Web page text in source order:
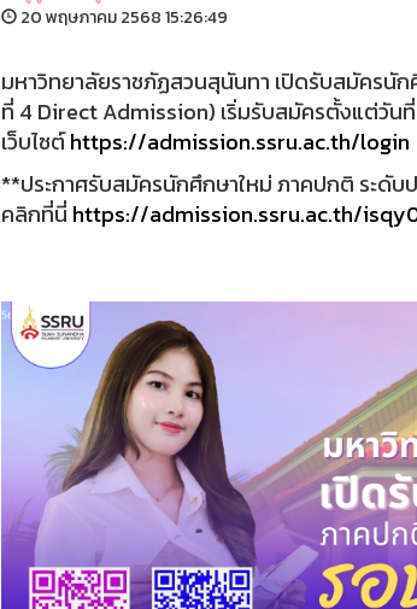
20 พฤษภาคม 2568 15:26:49
มหาวิทยาลัยราชภัฏสวนสุนันทา เปิดรับสมัครนั
ที่ 4 Direct Admission) เริ่มรับสมัครตั้งแต่วัน
เว็บไซต์https://admission.ssru.ac.th/login
**ประกาศรับสมัครนักศึกษาใหม่ ภาคปกติ ระดั
คลิกที่นี่ https://admission.ssru.ac.th/